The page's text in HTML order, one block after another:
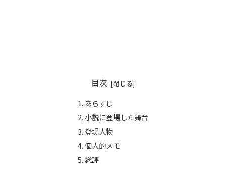
目次
あらすじ
小説に登場した舞台
登場人物
個人的メモ
総評